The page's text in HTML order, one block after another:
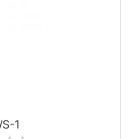
1